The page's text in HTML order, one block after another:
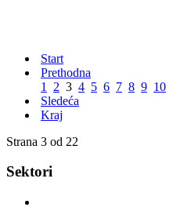
Start
Prethodna
1
2 3 4 5 6 7 8 9 10
Sledeća
Kraj
Strana 3 od 22
Sektori